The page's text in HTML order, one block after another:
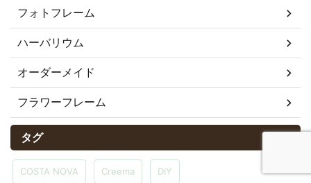
フォトフレーム
ハーバリウム
オーダーメイド
フラワーフレーム
タグ
COSTA NOVA Creema DIY